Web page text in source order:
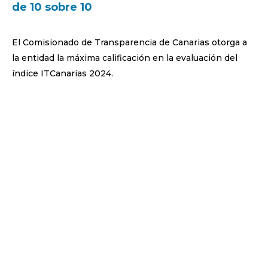
de 10 sobre 10
El Comisionado de Transparencia de Canarias otorga a
la entidad la máxima calificación en la evaluación del
índice ITCanarias 2024.